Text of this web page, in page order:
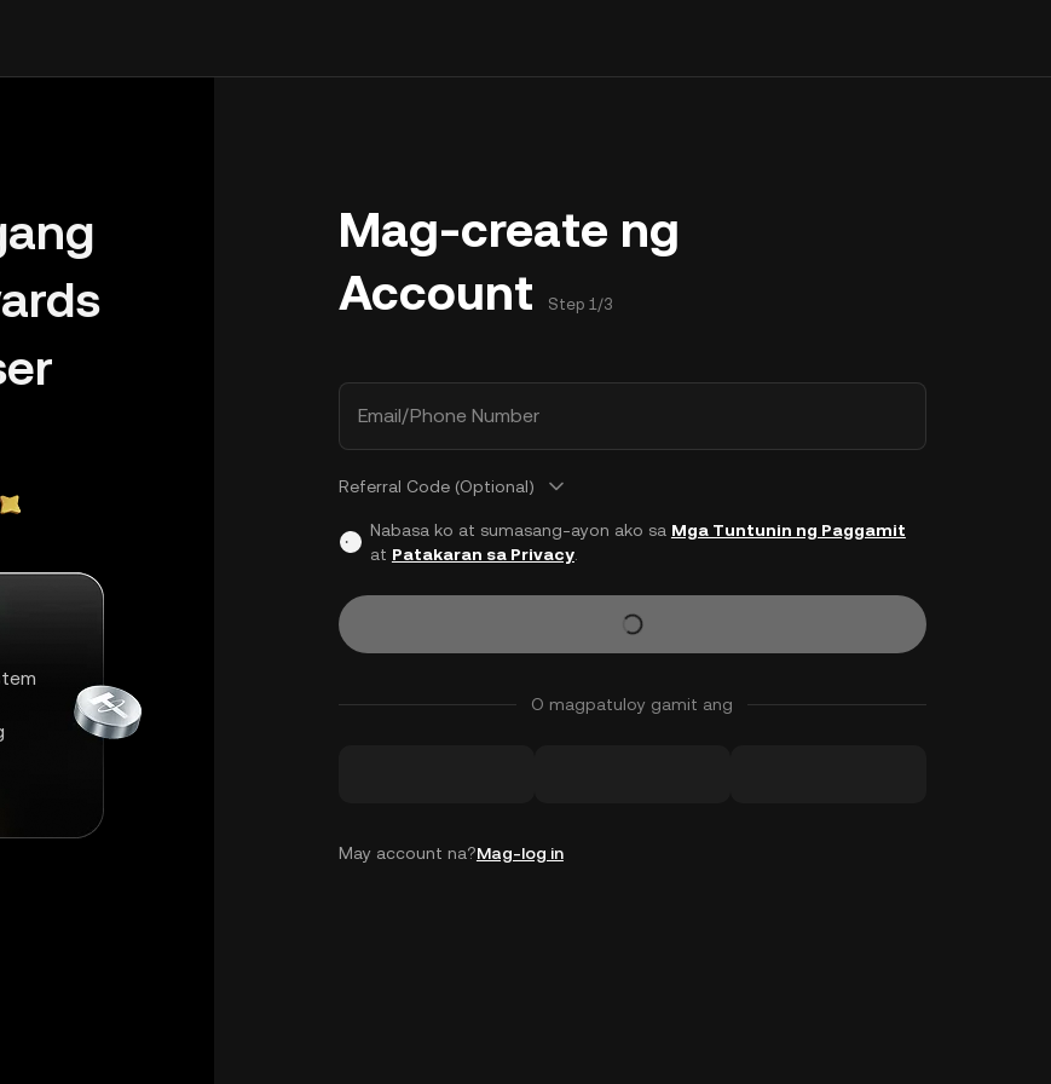
Mag-create ng
Account
Step 1/3
Email/Phone Number
Referral Code (Optional)
Nabasa ko at sumasang-ayon ako sa Mga Tuntunin ng Paggamit
at Patakaran sa Privacy.
O magpatuloy gamit ang
May account na?Mag-log in